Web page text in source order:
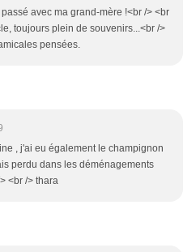
avec ma grand-mère !<br /> <br
toujours plein de souvenirs...<br />
pensées.
, j'ai eu également le champignon
perdu dans les déménagements
<br /> thara